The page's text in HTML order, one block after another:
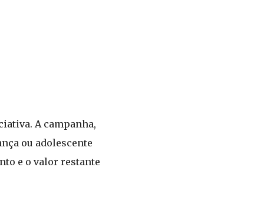
A campanha,
ou adolescente
e o valor restante